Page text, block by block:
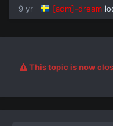
9 yr [adm]-dream
This topic is now